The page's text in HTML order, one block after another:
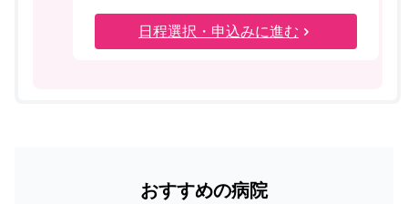
日程選択・申込みに進む
おすすめの病院